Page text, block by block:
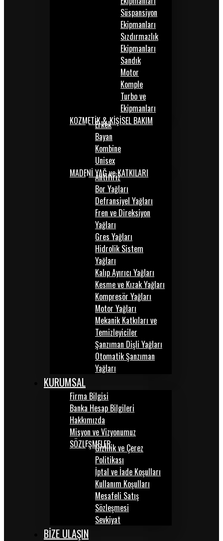
Süspansiyon
Ekipmanları
Sızdırmazlık
Ekipmanları
Sandık
Motor
Komple
Turbo ve
Ekipmanları
KOZMETİK & KİŞİSEL BAKIM
Erkek
Bayan
Kombine
Unisex
MADENİ YAĞ ve KATKILARI
Antifiriz
Bor Yağları
Defransiyel Yağları
Fren ve Direksiyon
Yağları
Gres Yağları
Hidrolik Sistem
Yağları
Kalıp Ayırıcı Yağları
Kesme ve Kızak Yağları
Kompresör Yağları
Motor Yağları
Mekanik Katkıları ve
Temizleyiciler
Şanzıman Dişli Yağları
Otomatik Şanzıman
Yağları
KURUMSAL
Firma Bilgisi
Banka Hesap Bilgileri
Hakkımızda
Misyon ve Vizyonumuz
SÖZLEŞMELERGizlilik ve Çerez
Politikası
İptal ve İade Koşulları
Kullanım Koşulları
Mesafeli Satış
Sözleşmesi
Sevkiyat
BİZE ULAŞIN